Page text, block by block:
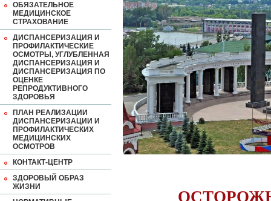
ОБЯЗАТЕЛЬНОЕ
МЕДИЦИНСКОЕ
СТРАХОВАНИЕ
ДИСПАНСЕРИЗАЦИЯ И
ПРОФИЛАКТИЧЕСКИЕ
ОСМОТРЫ, УГЛУБЛЕННАЯ
ДИСПАНСЕРИЗАЦИЯ И
ДИСПАНСЕРИЗАЦИЯ ПО
ОЦЕНКЕ
РЕПРОДУКТИВНОГО
ЗДОРОВЬЯ
ПЛАН РЕАЛИЗАЦИИ
ДИСПАНСЕРИЗАЦИИ И
ПРОФИЛАКТИЧЕСКИХ
МЕДИЦИНСКИХ
ОСМОТРОВ
КОНТАКТ-ЦЕНТР
ЗДОРОВЫЙ ОБРАЗ
ЖИЗНИ